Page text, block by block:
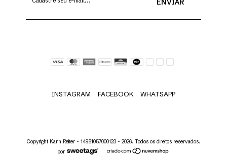
INSTAGRAM FACEBOOK WHATSAPP
Copyright Karin Reiter - 14981057000123 - 2026. Todos os direitos reservados.
por